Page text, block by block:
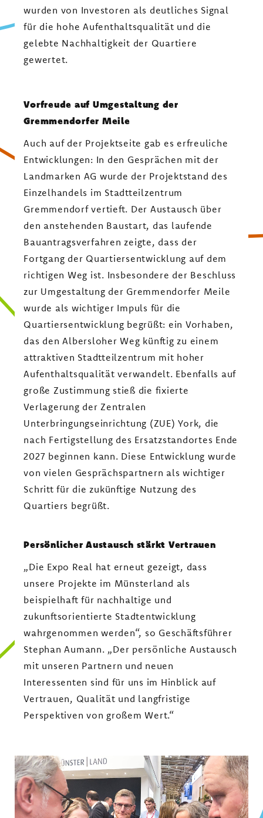
wurden von Investoren als deutliches Signal
für die hohe Aufenthaltsqualität und die
gelebte Nachhaltigkeit der Quartiere
gewertet.
Vorfreude auf Umgestaltung der
Gremmendorfer Meile
Auch auf der Projektseite gab es erfreuliche
Entwicklungen: In den Gesprächen mit der
Landmarken AG wurde der Projektstand des
Einzelhandels im Stadtteilzentrum
Gremmendorf vertieft. Der Austausch über
den anstehenden Baustart, das laufende
Bauantragsverfahren zeigte, dass der
Fortgang der Quartiersentwicklung auf dem
richtigen Weg ist. Insbesondere der Beschluss
zur Umgestaltung der Gremmendorfer Meile
wurde als wichtiger Impuls für die
Quartiersentwicklung begrüßt: ein Vorhaben,
das den Albersloher Weg künftig zu einem
attraktiven Stadtteilzentrum mit hoher
Aufenthaltsqualität verwandelt. Ebenfalls auf
große Zustimmung stieß die fixierte
Verlagerung der Zentralen
Unterbringungseinrichtung (ZUE) York, die
nach Fertigstellung des Ersatzstandortes Ende
2027 beginnen kann. Diese Entwicklung wurde
von vielen Gesprächspartnern als wichtiger
Schritt für die zukünftige Nutzung des
Quartiers begrüßt.
Persönlicher Austausch stärkt Vertrauen
„Die Expo Real hat erneut gezeigt, dass
unsere Projekte im Münsterland als
beispielhaft für nachhaltige und
zukunftsorientierte Stadtentwicklung
wahrgenommen werden“, so Geschäftsführer
Stephan Aumann. „Der persönliche Austausch
mit unseren Partnern und neuen
Interessenten sind für uns im Hinblick auf
Vertrauen, Qualität und langfristige
Perspektiven von großem Wert.“